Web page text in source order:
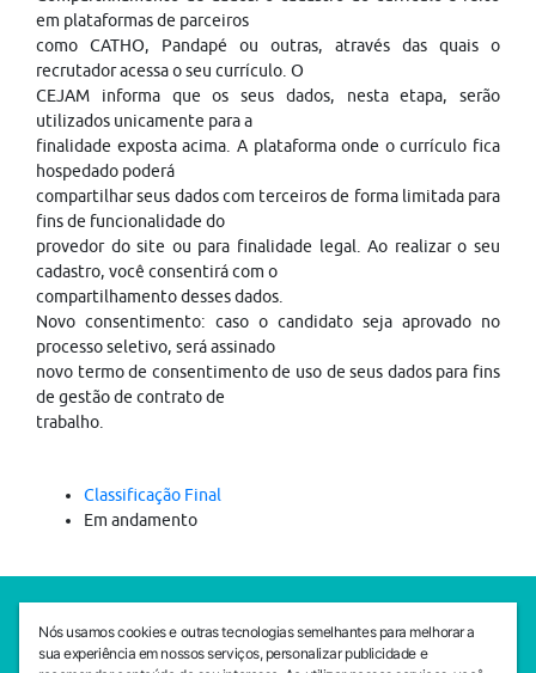
em plataformas de parceiros
como CATHO, Pandapé ou outras, através das quais o
recrutador acessa o seu currículo. O
CEJAM informa que os seus dados, nesta etapa, serão
utilizados unicamente para a
finalidade exposta acima. A plataforma onde o currículo fica
hospedado poderá
compartilhar seus dados com terceiros de forma limitada para
fins de funcionalidade do
provedor do site ou para finalidade legal. Ao realizar o seu
cadastro, você consentirá com o
compartilhamento desses dados.
Novo consentimento: caso o candidato seja aprovado no
processo seletivo, será assinado
novo termo de consentimento de uso de seus dados para fins
de gestão de contrato de
trabalho.
Classificação Final
Em andamento
SEDE CEJAM
Av. da Liberdade, 765, Liberdade, São Paulo, 01503-001
Nós usamos cookies e outras tecnologias semelhantes para melhorar a
sua experiência em nossos serviços, personalizar publicidade e